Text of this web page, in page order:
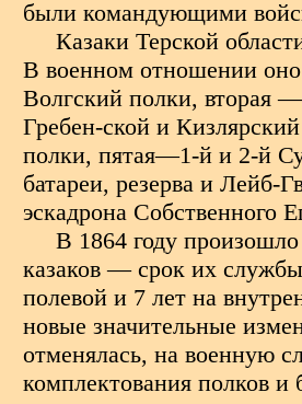
были командующими
Казаки Терской
В военном отношении
Волгский полки, вторая
Гребен-ской и
полки, пятая—1-й и 2-й
батареи, резерва и Лейб-
эскадрона Собственного
В 1864 году
казаков — срок их
полевой и 7 лет на
новые значительные
отменялась, на военную
комплектования полков и